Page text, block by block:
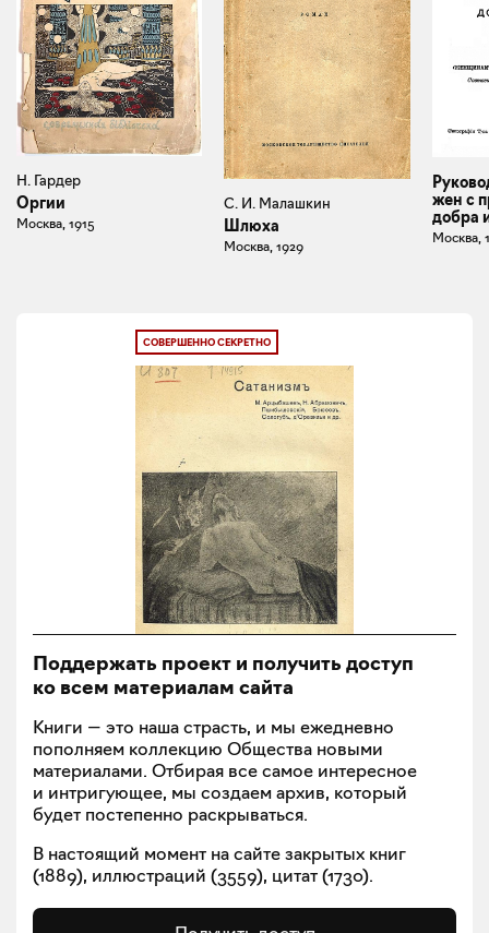
Н. Гардер
Оргии
Москва, 1915
С. И. Малашкин
Шлюха
Москва, 1929
жен с
добра
Москва,
СОВЕРШЕННО СЕКРЕТНО
Поддержать проект и получить доступ
ко всем материалам сайта
Книги — это наша страсть, и мы ежедневно
пополняем коллекцию Общества новыми
материалами. Отбирая все самое интересное
и интригующее, мы создаем архив, который
будет постепенно раскрываться.
В настоящий момент на сайте закрытых книг
(1889), иллюстраций (3559), цитат (1730).